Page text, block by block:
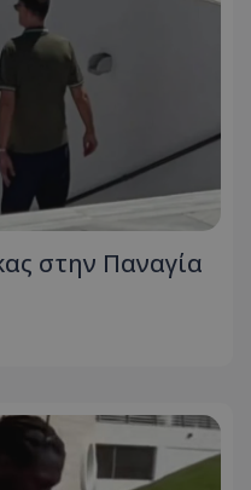
στην Παναγία